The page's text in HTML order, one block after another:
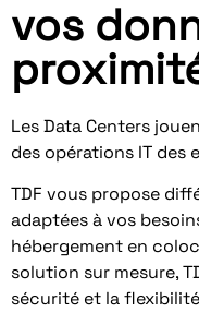
vos
Les Data Centers
des opérations IT des
TDF vous propose
adaptées à vos
hébergement en
solution sur mesure,
sécurité et la